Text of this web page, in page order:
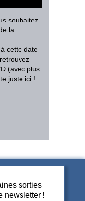
souhaitez
la
cette date
(avec plus
juste ici !
FILMS
sorties
newsletter !